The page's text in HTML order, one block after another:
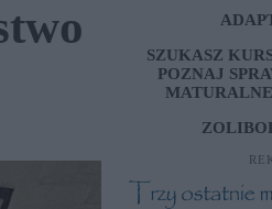
SZUKASZ
POZNAJ